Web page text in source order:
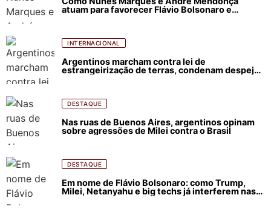
atuam para favorecer Flávio Bolsonaro e
INTERNACIONAL
Argentinos marcham contra lei de
estrangeirização de terras, condenam despejos
DESTAQUE
Nas ruas de Buenos Aires, argentinos opinam
sobre agressões de Milei contra o Brasil
DESTAQUE
Em nome de Flávio Bolsonaro: como Trump,
Milei, Netanyahu e big techs já interferem nas